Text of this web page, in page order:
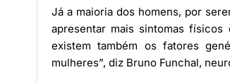
Já a maioria dos homens, por
apresentar mais sintomas físicos
existem também os fatores
mulheres”, diz Bruno Funchal,